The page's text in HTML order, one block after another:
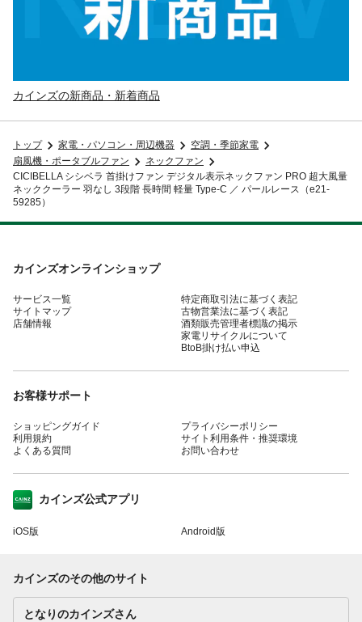
カインズの新商品・新着商品
トップ 家電・パソコン・周辺機器
空調・季節家電
扇風機・ポータブルファン
ネックファン
CICIBELLA シシベラ 首掛けファン デジタル表示ネックファン PRO 超大風量
ネッククーラー 羽なし 3段階 長時間 軽量 Type-C ／ パールレース（e21-
59285）
カインズオンラインショップ
サービス一覧
サイトマップ
店舗情報
特定商取引法に基づく表記
古物営業法に基づく表記
酒類販売管理者標識の掲示
家電リサイクルについて
BtoB掛け払い申込
お客様サポート
ショッピングガイド
利用規約
よくある質問
プライバシーポリシー
サイト利用条件・推奨環境
お問い合わせ
カインズ公式アプリ
iOS版 Android版
カインズのその他のサイト
となりのカインズさん